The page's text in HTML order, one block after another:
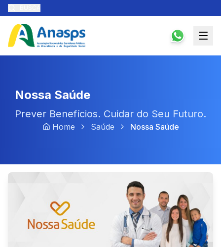
Nossa Saúde
Prever Benefícios. Cuidar do Seu Futuro.
Home Saúde Nossa Saúde